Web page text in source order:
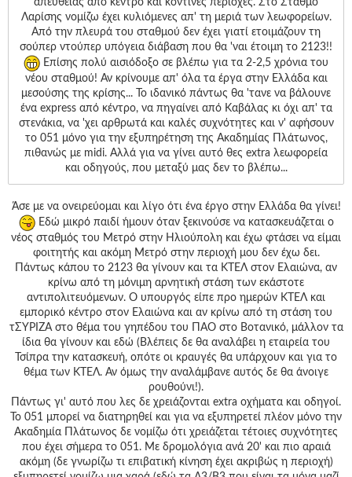
απευθείας από κέντρο και κοντινές περιοχές. Στο Σταθμό
Λαρίσης νομίζω έχει κυλιόμενες απ' τη μεριά των λεωφορείων.
Από την πλευρά του σταθμού δεν έχει γιατί ετοιμάζουν τη
σούπερ ντούπερ υπόγεια διάβαση που θα 'ναι έτοιμη το 2123!!
Επίσης πολύ αισιόδοξο σε βλέπω για τα 2-2,5 χρόνια του
νέου σταθμού! Αν κρίνουμε απ' όλα τα έργα στην Ελλάδα και
μεσούσης της κρίσης... Το ιδανικό πάντως θα 'τανε να βάλουνε
ένα express από κέντρο, να πηγαίνει από Καβάλας κι όχι απ' τα
στενάκια, να 'χει αρθρωτά και καλές συχνότητες και ν' αφήσουν
το 051 μόνο για την εξυπηρέτηση της Ακαδημίας Πλάτωνος,
πιθανώς με midi. Αλλά για να γίνει αυτό θες extra λεωφορεία
και οδηγούς, που μεταξύ μας δεν το βλέπω...
Άσε με να ονειρεύομαι και λίγο ότι ένα έργο στην Ελλάδα θα γίνει!
Εδώ μικρό παιδί ήμουν όταν ξεκινούσε να κατασκευάζεται ο
νέος σταθμός του Μετρό στην Ηλιούπολη και έχω φτάσει να είμαι
φοιτητής και ακόμη Μετρό στην περιοχή μου δεν έχω δει.
Πάντως κάπου το 2123 θα γίνουν και τα ΚΤΕΛ στον Ελαιώνα, αν
κρίνω από τη μόνιμη αρνητική στάση των εκάστοτε
αντιπολιτευόμενων. Ο υπουργός είπε προ ημερών ΚΤΕΛ και
εμπορικό κέντρο στον Ελαιώνα και αν κρίνω από τη στάση του
τΣΥΡΙΖΑ στο θέμα του γηπέδου του ΠΑΟ στο Βοτανικό, μάλλον τα
ίδια θα γίνουν και εδώ (Βλέπεις δε θα αναλάβει η εταιρεία του
Τσίπρα την κατασκευή, οπότε οι κραυγές θα υπάρχουν και για το
θέμα των ΚΤΕΛ. Αν όμως την αναλάμβανε αυτός δε θα άνοιγε
ρουθούνι!).
Πάντως γι' αυτό που λες δε χρειάζονται extra οχήματα και οδηγοί.
Το 051 μπορεί να διατηρηθεί και για να εξυπηρετεί πλέον μόνο την
Ακαδημία Πλάτωνος δε νομίζω ότι χρειάζεται τέτοιες συχνότητες
που έχει σήμερα το 051. Με δρομολόγια ανά 20' και πιο αραιά
ακόμη (δε γνωρίζω τι επιβατική κίνηση έχει ακριβώς η περιοχή)